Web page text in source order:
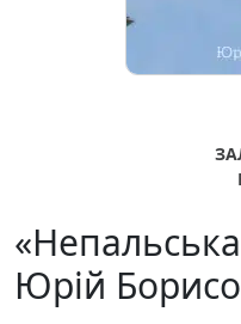
Юрій